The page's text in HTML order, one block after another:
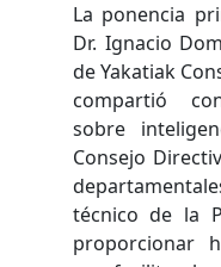
La ponencia
Dr. Ignacio
de Yakatiak
compartió
sobre
Consejo
técnico de la
proporcionar